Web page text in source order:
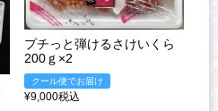
プチっと弾けるさけいくら
200ｇ×2
クール便でお届け
¥9,000税込